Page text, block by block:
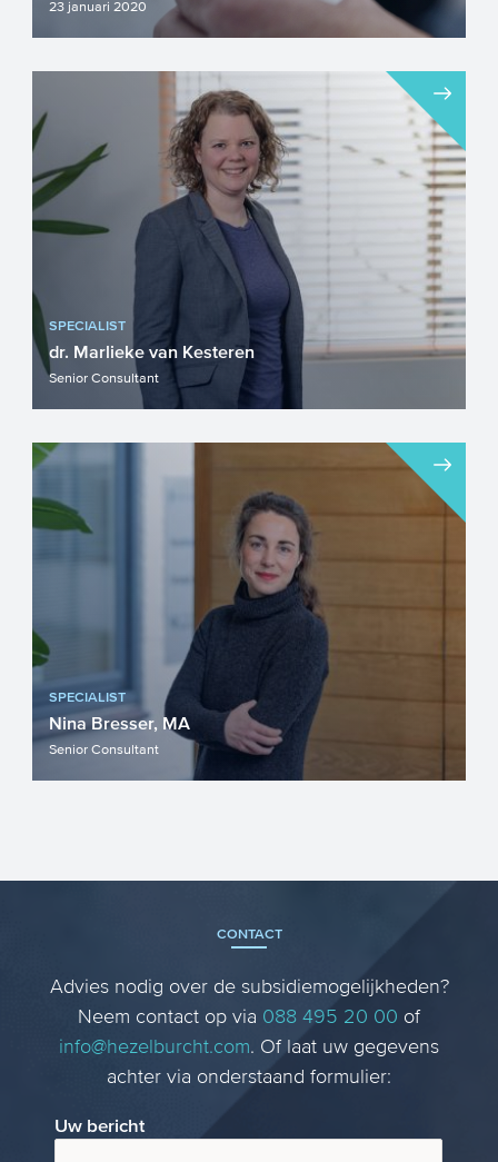
23 januari 2020
NWO opent binnenkort weer de NWA-
ORC call voor 2020. Deze call is gericht
aan interdisciplinaire en ...
SPECIALIST
dr. Marlieke van Kesteren
Senior Consultant
SPECIALIST
Nina Bresser, MA
Senior Consultant
CONTACT
Advies nodig over de subsidiemogelijkheden?
Neem contact op via 088 495 20 00 of
info@hezelburcht.com. Of laat uw gegevens
achter via onderstaand formulier:
Uw bericht